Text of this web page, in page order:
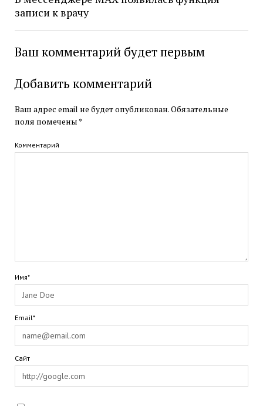
записи к врачу
Ваш комментарий будет первым
Добавить комментарий
Ваш адрес email не будет опубликован.Обязательные
поля помечены *
Комментарий
Имя*
Email*
Сайт